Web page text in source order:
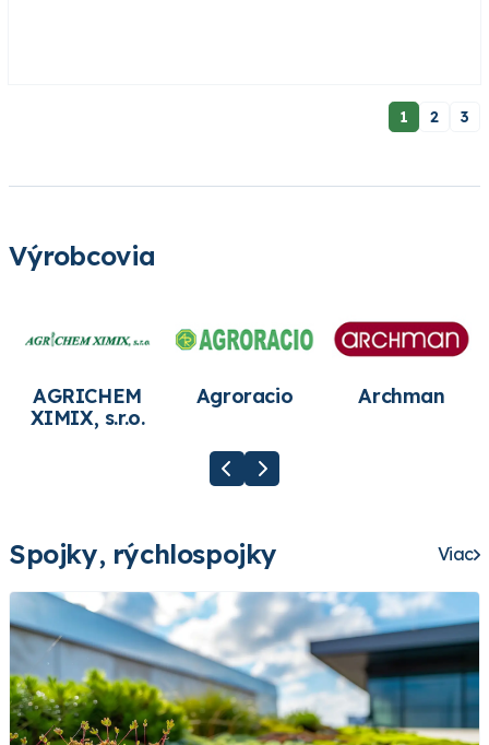
1 2 3
Výrobcovia
AGRICHEM
XIMIX, s.r.o.
Agroracio Archman
Spojky, rýchlospojky Viac